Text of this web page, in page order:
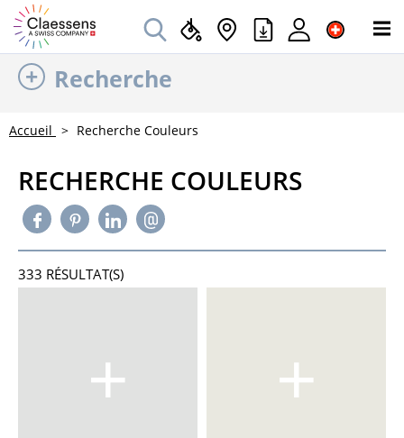
Recherche
Accueil Recherche Couleurs
RECHERCHE COULEURS
333 RÉSULTAT(S)